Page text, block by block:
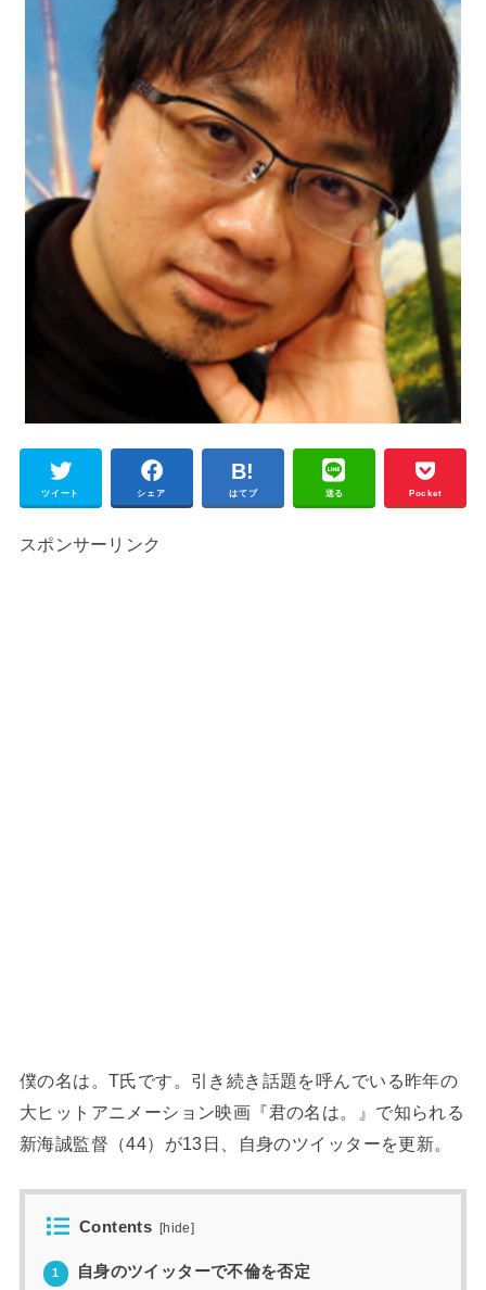
ツイート シェア はてブ 送る Pocket
スポンサーリンク
僕の名は。T氏です。引き続き話題を呼んでいる昨年の
大ヒットアニメーション映画『君の名は。』で知られる
新海誠監督（44）が13日、自身のツイッターを更新。
Contents [hide]
1 自身のツイッターで不倫を否定